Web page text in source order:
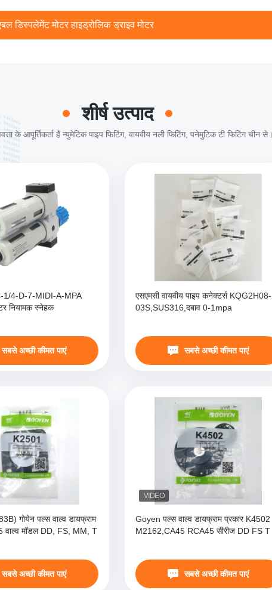
पिस्टन मोटर अधिकतम प्रवाह 450 बार पीक दबाव
शीर्ष उत्पाद
के आपूर्तिकर्ता हैं न्युमेटिक पाइप फिटिंग, वायवीय नली फिटिंग, पनेमुटिक टी फिटिंग चीन से।
1/4-D-7-MIDI-A-MPA
नियामक स्नेहक
सबसे अच्छी कीमत पाएं
एसएमसी वायवीय पाइप कनेक्टर्स KQG2H08-
03S,SUS316,दबाव 0-1mpa
सबसे अच्छी कीमत पाएं
गोयेन पल्स वाल्व डायफ्राम
वाल्व मॉडल DD, FS, MM, T
सबसे अच्छी कीमत पाएं
Goyen पल्स वाल्व डायफ्राम प्रकार K4502
M2162,CA45 RCA45 सीरीज DD FS T
सबसे अच्छी कीमत पाएं